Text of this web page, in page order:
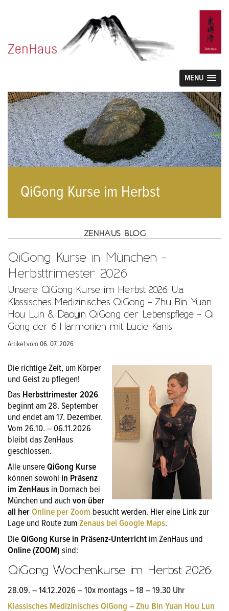
MENU
QiGong Kurse im Herbst
ZENHAUS BLOG
QiGong Kurse in München -
Herbsttrimester 2026
Unsere QiGong Kurse im Herbst 2026: U.a.
Klassisches Medizinisches QiGong – Zhu Bin Yuan
Hou Lun & Daoyin QiGong der Lebenspflege – Qi
Gong der 6 Harmonien mit Lucie Kanis
Artikel vom 06. 07. 2026
Die richtige Zeit, um Körper
und Geist zu pflegen!
Das Herbsttrimester 2026
beginnt am 28. September
und endet am 17. Dezember.
Vom 26.10. – 06.11.2026
bleibt das ZenHaus
geschlossen.
Alle unsereQiGong Kurse
können sowohl in Präsenz
im ZenHaus in Dornach bei
München und auchvon über
all herOnline per Zoom besucht werden. Hier eine Link zur
Lage und Route zumZenaus bei Google Maps.
DieQiGong Kurse in Präsenz-Unterricht im ZenHaus und
Online (ZOOM) sind:
QiGong Wochenkurse im Herbst 2026:
28.09. – 14.12.2026 – 10x montags – 18 – 19.30 Uhr
Klassisches Medizinisches QiGong – Zhu Bin Yuan Hou Lun